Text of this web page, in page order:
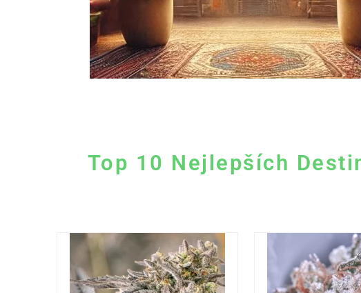
Top 10 Nejlepších